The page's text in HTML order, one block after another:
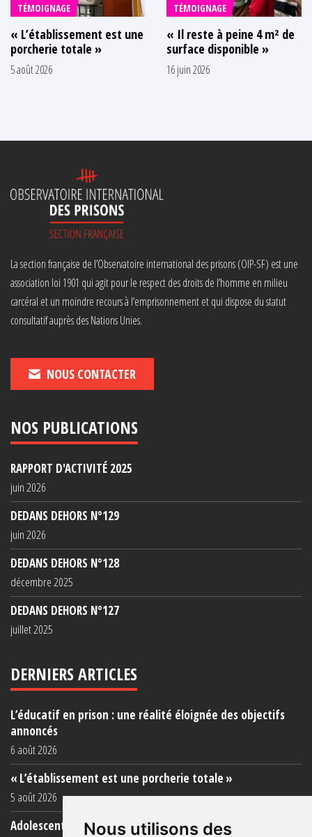
Nous utilisons des
TÉMOIGNAGE
« L’établissement est une
porcherie totale »
5 août 2026
TÉMOIGNAGE
« Il reste à peine 4 m² de
surface disponible »
16 juin 2026
La section française de l’Observatoire international des prisons (OIP-SF) est une
association loi 1901 qui agit pour le respect des droits de l’homme en milieu
carcéral et un moindre recours à l’emprisonnement et qui dispose du statut
consultatif auprès des Nations Unies.
NOUS CONTACTER
NOS PUBLICATIONS
RAPPORT D'ACTIVITÉ 2025
juin 2026
DEDANS DEHORS N°129
juin 2026
DEDANS DEHORS N°128
décembre 2025
DEDANS DEHORS N°127
juillet 2025
DERNIERS ARTICLES
L’éducatif en prison : une réalité éloignée des objectifs
annoncés
6 août 2026
« L’établissement est une porcherie totale »
5 août 2026
Adolescent·es incarcéré·es : une faillite collective